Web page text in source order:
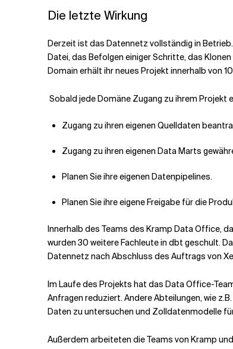
Die letzte Wirkung
Derzeit ist das Datennetz vollständig in
Datei, das Befolgen einiger Schritte, das
Domain erhält ihr neues Projekt innerhalb von
Sobald jede Domäne Zugang zu ihrem Projekt
Zugang zu ihren eigenen Quelldaten
Zugang zu ihren eigenen Data Marts
Planen Sie ihre eigenen Datenpipelines.
Planen Sie ihre eigene Freigabe für die
Innerhalb des Teams des Kramp Data Office,
wurden 30 weitere Fachleute in dbt geschult.
Datennetz nach Abschluss des Auftrags von
Im Laufe des Projekts hat das Data Office-
Anfragen reduziert. Andere Abteilungen, wie
Daten zu untersuchen und Zolldatenmodelle
Außerdem arbeiteten die Teams von Kramp